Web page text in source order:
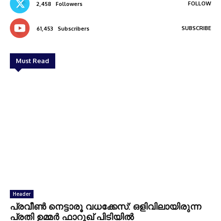
2,458 Followers FOLLOW
61,453 Subscribers SUBSCRIBE
Must Read
Header
പ്രവീൺ നെട്ടാരൂ വധക്കേസ്: ഒളിവിലായിരുന്ന
പ്രതി ഉമ്മർ ഫാറൂഖ് പിടിയിൽ